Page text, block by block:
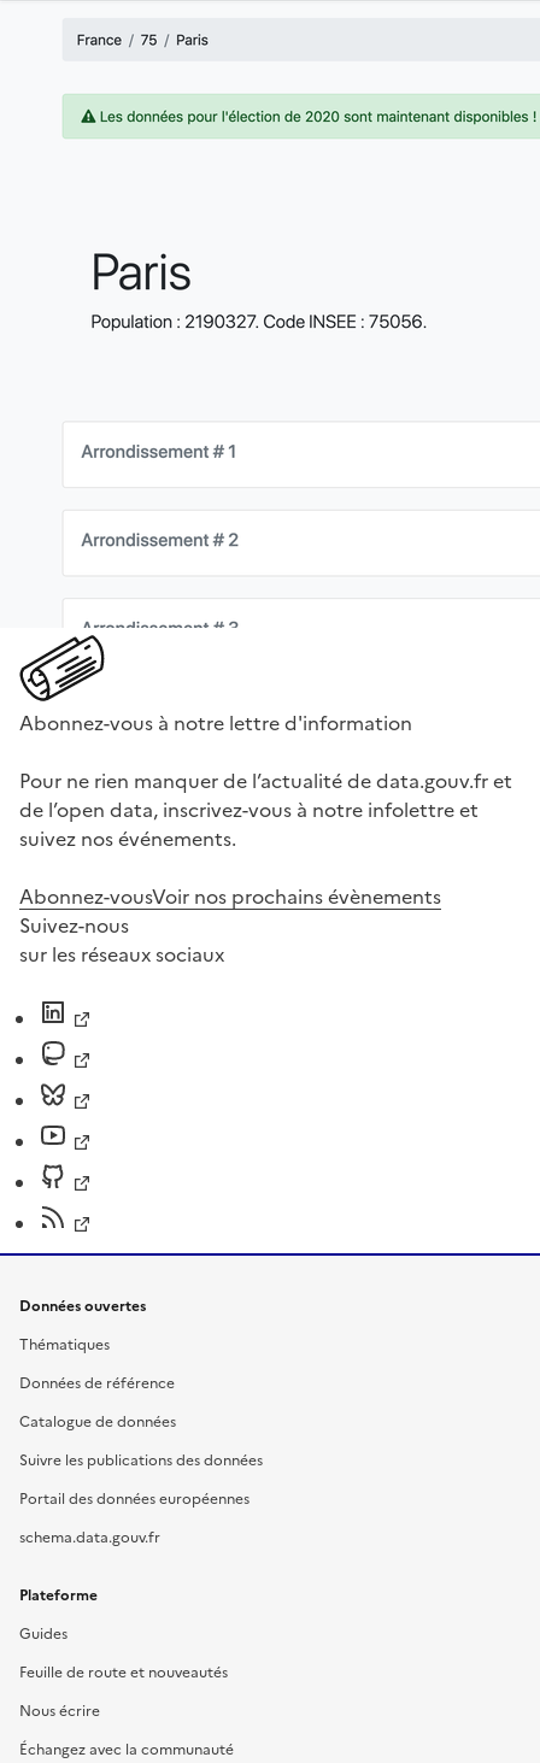
Abonnez-vous à notre lettre d'information
Pour ne rien manquer de l’actualité de data.gouv.fr et
de l’open data, inscrivez-vous à notre infolettre et
suivez nos événements.
Abonnez-vousVoir nos prochains évènements
Suivez-nous
sur les réseaux sociaux
Données ouvertes
Thématiques
Données de référence
Catalogue de données
Suivre les publications des données
Portail des données européennes
schema.data.gouv.fr
Plateforme
Guides
Feuille de route et nouveautés
Nous écrire
Échangez avec la communauté